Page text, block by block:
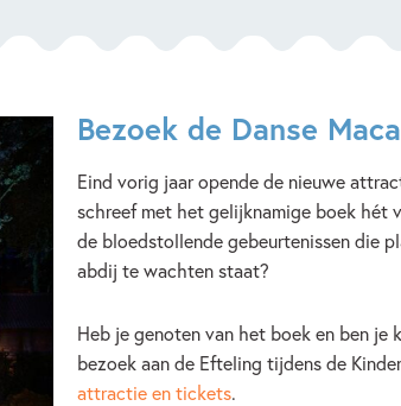
Bezoek de Danse
Eind vorig jaar opende de nieuwe
schreef met het gelijknamige boek hét
de bloedstollende gebeurtenissen die
abdij te wachten staat?
Heb je genoten van het boek en ben je
bezoek aan de Efteling tijdens de
attractie en tickets.